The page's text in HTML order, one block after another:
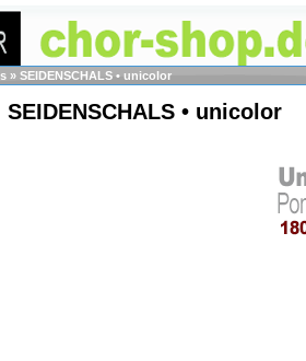
» SEIDENSCHALS • unicolor
SEIDENSCHALS • unicolor